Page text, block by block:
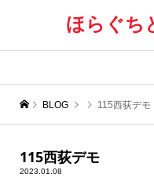
ほらぐち
BLOG 115西荻デモ
115西荻デモ
2023.01.08